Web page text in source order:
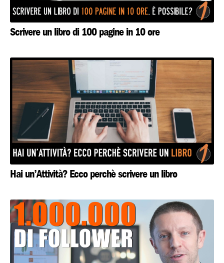
Scrivere un libro di 100 pagine in 10 ore
Hai un’Attività? Ecco perchè scrivere un libro